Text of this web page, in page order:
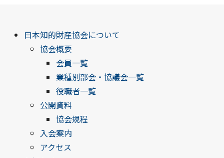
日本知的財産協会について
協会概要
会員一覧
業種別部会・協議会一覧
役職者一覧
公開資料
協会規程
入会案内
アクセス